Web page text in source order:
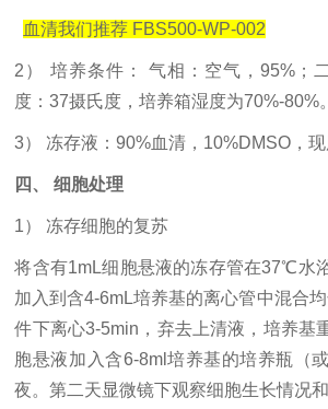
血清我们推荐 FBS500-WP-002
2） 培养条件： 气相：空气，95%；
度：37摄氏度，培养箱湿度为70%-80%。
3） 冻存液：90%血清，10%DMSO，现
四、 细胞处理
1） 冻存细胞的复苏
将含有1mL细胞悬液的冻存管在37℃水
加入到含4-6mL培养基的离心管中混合
件下离心3-5min，弃去上清液，培养基
胞悬液加入含6-8ml培养基的培养瓶（
夜。第二天显微镜下观察细胞生长情况和